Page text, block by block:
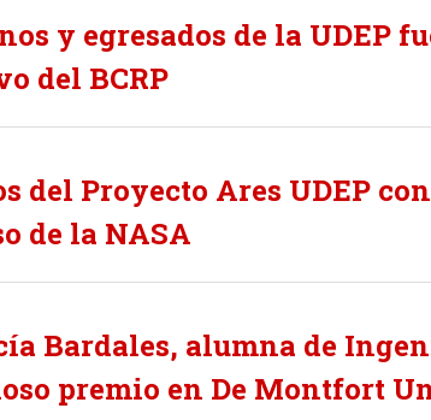
y egresados de la UDEP
del BCRP
del Proyecto Ares UDEP
de la NASA
Bardales, alumna de
premio en De Montfort